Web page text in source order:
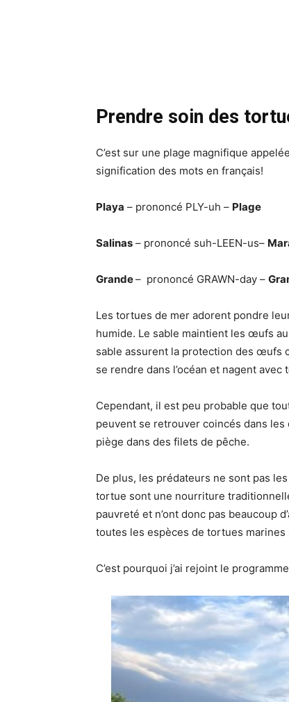
Prendre soin des
C’est sur une plage magnifique appelée
signification des mots en français!
Playa – prononcé PLY-uh – Plage
Salinas – prononcé suh-LEEN-us–
Grande– prononcé GRAWN-day –
Les tortues de mer adorent pondre
humide. Le sable maintient les œufs
sable assurent la protection des œufs
se rendre dans l’océan et nagent
Cependant, il est peu probable que
peuvent se retrouver coincés dans
piège dans des filets de pêche.
De plus, les prédateurs ne sont pas
tortue sont une nourriture
pauvreté et n’ont donc pas beaucoup
toutes les espèces de tortues
C’est pourquoi j’ai rejoint le